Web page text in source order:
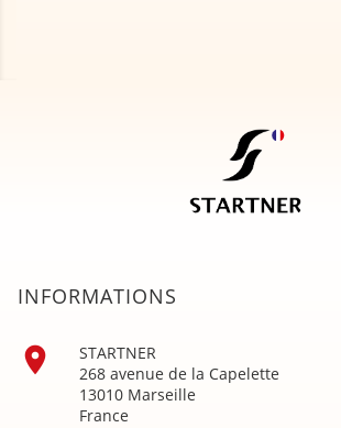
INFORMATIONS

STARTNER
268 avenue de la Capelette
13010 Marseille
France